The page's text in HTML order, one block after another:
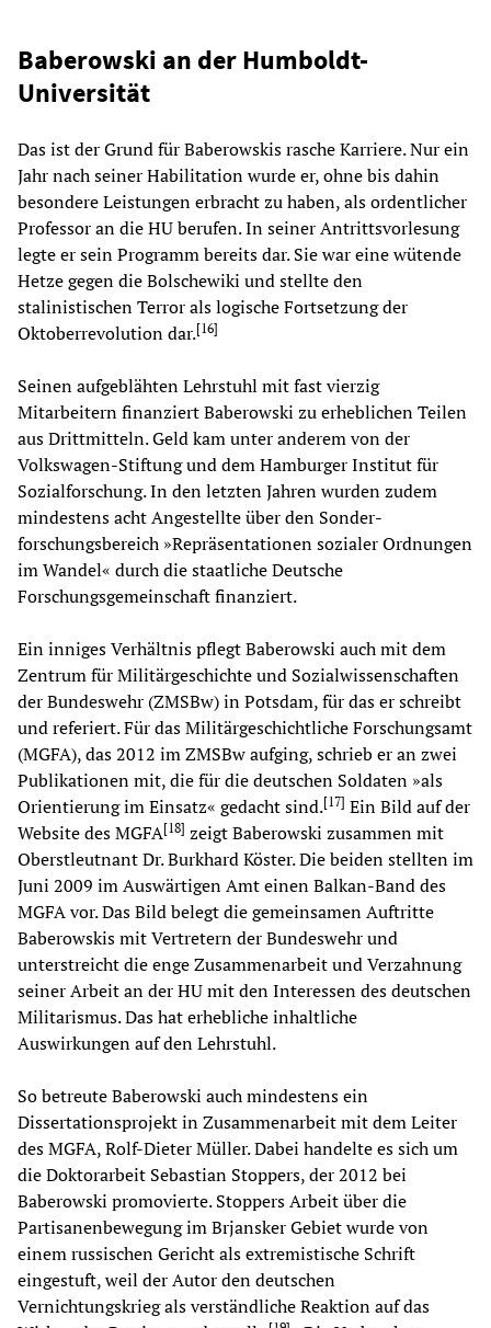
Baberowski an der Humboldt-
Universität
Das ist der Grund für Baberowskis rasche Karriere. Nur ein
Jahr nach seiner Habilitation wurde er, ohne bis dahin
besondere Leistungen erbracht zu haben, als ordentlicher
Professor an die HU berufen. In seiner Antrittsvorlesung
legte er sein Programm bereits dar. Sie war eine wütende
Hetze gegen die Bolschewiki und stellte den
stalinistischen Terror als logische Fortsetzung der
Oktoberrevolution dar.[16]
Seinen aufgeblähten Lehrstuhl mit fast vierzig
Mitarbeitern finanziert Baberowski zu erheblichen Teilen
aus Drittmitteln. Geld kam unter anderem von der
Volkswagen-Stiftung und dem Hamburger Institut für
Sozialforschung. In den letzten Jahren wurden zudem
mindestens acht Angestellte über den Sonder­
forschungsbereich »Repräsentationen sozialer Ordnungen
im Wandel« durch die staatliche Deutsche
Forschungsgemeinschaft finanziert.
Ein inniges Verhältnis pflegt Baberowski auch mit dem
Zentrum für Militärgeschichte und Sozialwissenschaften
der Bundeswehr (ZMSBw) in Potsdam, für das er schreibt
und referiert. Für das Militärgeschichtliche Forschungsamt
(MGFA), das 2012 im ZMSBw aufging, schrieb er an zwei
Publikationen mit, die für die deutschen Soldaten »als
Orientierung im Einsatz« gedacht sind.[17] Ein Bild auf der
Website des MGFA[18] zeigt Baberowski zusammen mit
Oberstleutnant Dr. Burkhard Köster. Die beiden stellten im
Juni 2009 im Auswärtigen Amt einen Balkan-Band des
MGFA vor. Das Bild belegt die gemeinsamen Auftritte
Baberowskis mit Vertretern der Bundeswehr und
unterstreicht die enge Zusammenarbeit und Verzahnung
seiner Arbeit an der HU mit den Interessen des deutschen
Militarismus. Das hat erhebliche inhaltliche
Auswirkungen auf den Lehrstuhl.
So betreute Baberowski auch mindestens ein
Dissertationsprojekt in Zusammenarbeit mit dem Leiter
des MGFA, Rolf-Dieter Müller. Dabei handelte es sich um
die Doktorarbeit Sebastian Stoppers, der 2012 bei
Baberowski promovierte. Stoppers Arbeit über die
Partisanenbewegung im Brjansker Gebiet wurde von
einem russischen Gericht als extremistische Schrift
eingestuft, weil der Autor den deutschen
Vernichtungskrieg als verständliche Reaktion auf das